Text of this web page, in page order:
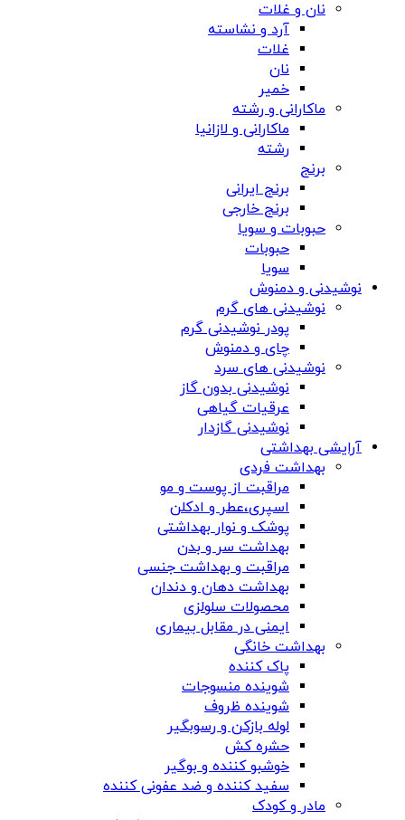
نان و غلات
آرد و نشاسته
غلات
نان
خمیر
ماکارانی و رشته
ماکارانی و لازانیا
رشته
برنج
برنج ایرانی
برنج خارجی
حبوبات و سویا
حبوبات
سویا
نوشیدنی و دمنوش
نوشیدنی های گرم
پودر نوشیدنی گرم
چای و دمنوش
نوشیدنی های سرد
نوشیدنی بدون گاز
عرقیات گیاهی
نوشیدنی گازدار
آرایشی بهداشتی
بهداشت فردی
مراقبت از پوست و مو
اسپری،عطر و ادکلن
پوشک و نوار بهداشتی
بهداشت سر و بدن
مراقبت و بهداشت جنسی
بهداشت دهان و دندان
محصولات سلولزی
ایمنی در مقابل بیماری
بهداشت خانگی
پاک کننده
شوینده منسوجات
شوینده ظروف
لوله بازکن و رسوبگیر
حشره کش
خوشبو کننده و بوگیر
سفید کننده و ضد عفونی کننده
مادر و کودک